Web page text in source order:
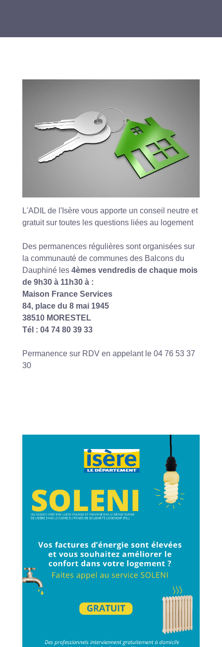
L'ADIL de l'Isère vous apporte un conseil neutre et
gratuit sur toutes les questions liées au logement
Des permanences régulières sont organisées sur
la communauté de communes des Balcons du
Dauphiné les 4èmes vendredis de chaque mois
de 9h30 à 11h30 à :
Maison France Services
84, place du 8 mai 1945
38510 MORESTEL
Tél : 04 74 80 39 33
Permanence sur RDV en appelant le 04 76 53 37
30